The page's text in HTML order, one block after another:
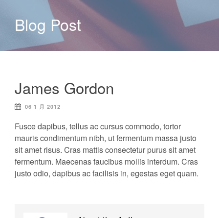
Blog Post
James Gordon
06 1 月 2012
Fusce dapibus, tellus ac cursus commodo, tortor
mauris condimentum nibh, ut fermentum massa justo
sit amet risus. Cras mattis consectetur purus sit amet
fermentum. Maecenas faucibus mollis interdum. Cras
justo odio, dapibus ac facilisis in, egestas eget quam.